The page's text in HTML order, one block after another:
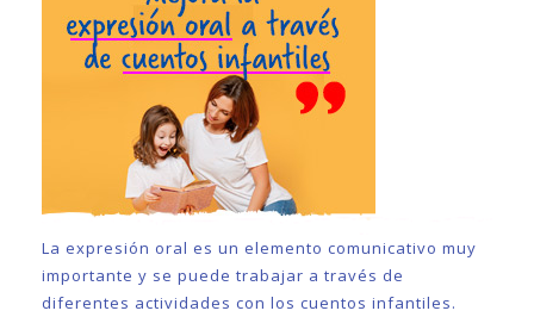
La expresión oral es un elemento comunicativo muy
importante y se puede trabajar a través de
diferentes actividades con los cuentos infantiles.